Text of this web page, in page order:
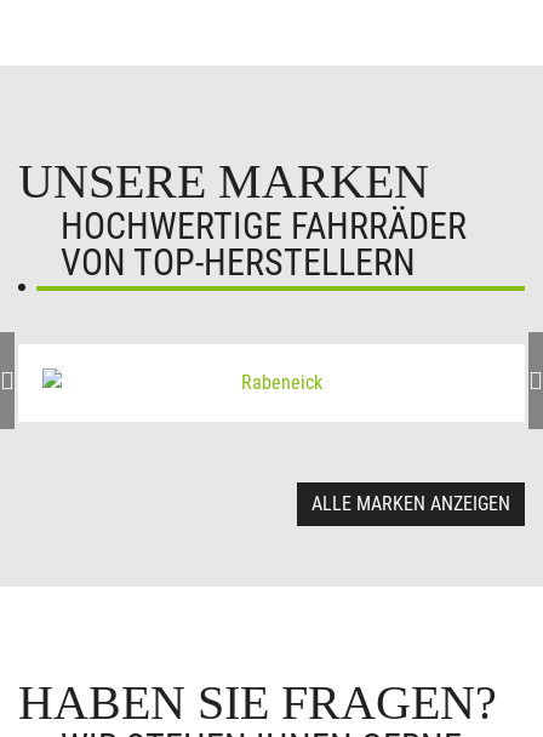
UNSERE MARKEN
HOCHWERTIGE FAHRRÄDER
VON TOP-HERSTELLERN
ALLE MARKEN ANZEIGEN
HABEN SIE FRAGEN?